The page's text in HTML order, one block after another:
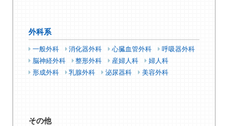
外科系
一般外科 消化器外科 心臓血管外科
呼吸器外科
脳神経外科
整形外科 産婦人科
婦人科
形成外科
乳腺外科 泌尿器科 美容外科
その他